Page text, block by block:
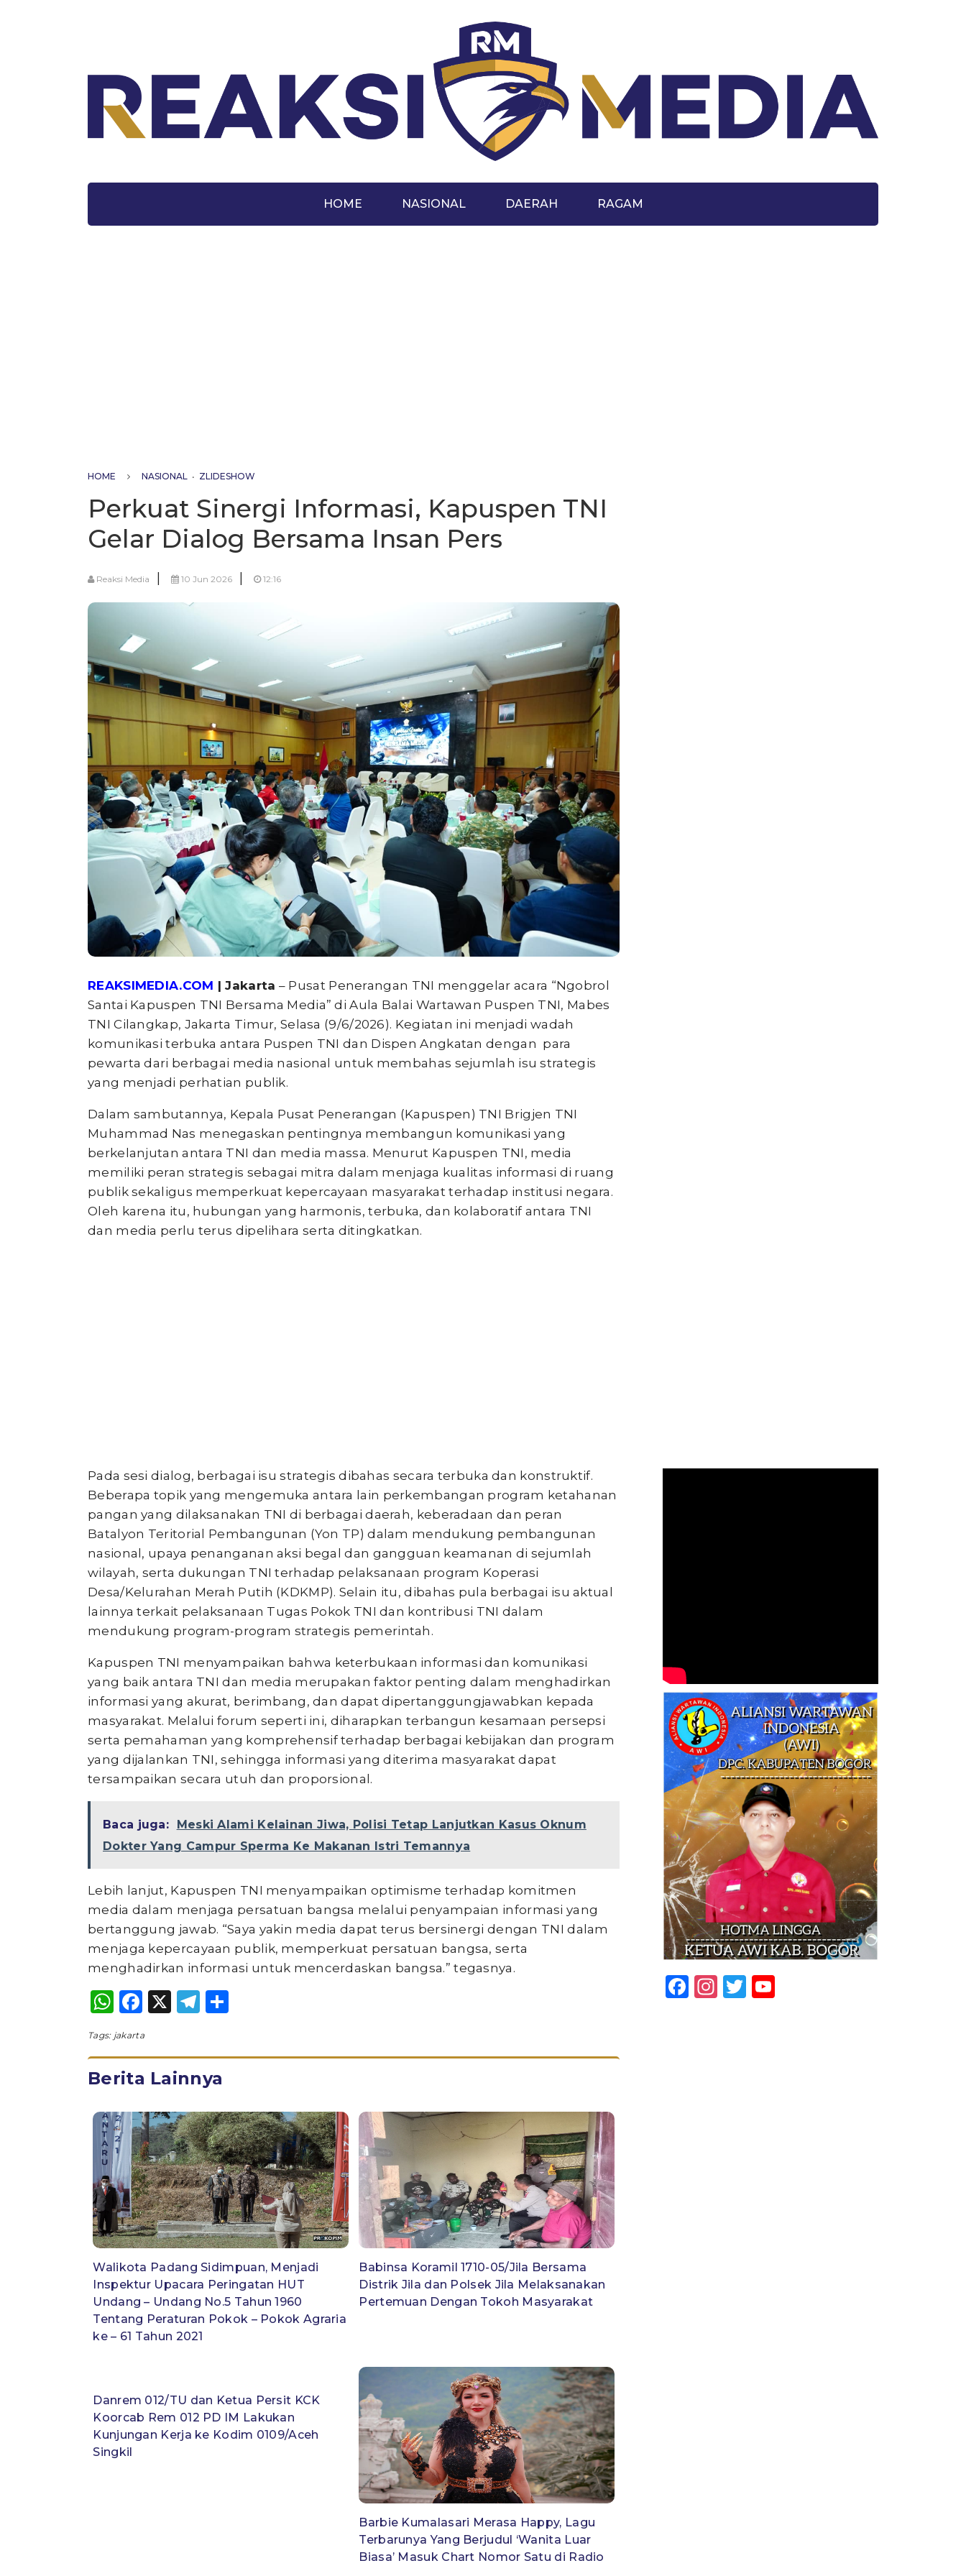
HOME NASIONAL DAERAH RAGAM
HOME NASIONAL • ZLIDESHOW
Perkuat Sinergi Informasi, Kapuspen TNI
Gelar Dialog Bersama Insan Pers
Reaksi Media 10 Jun 2026 12:16
REAKSIMEDIA.COM | Jakarta – Pusat Penerangan TNI menggelar acara “Ngobrol
Santai Kapuspen TNI Bersama Media” di Aula Balai Wartawan Puspen TNI, Mabes
TNI Cilangkap, Jakarta Timur, Selasa (9/6/2026). Kegiatan ini menjadi wadah
komunikasi terbuka antara Puspen TNI dan Dispen Angkatan dengan para
pewarta dari berbagai media nasional untuk membahas sejumlah isu strategis
yang menjadi perhatian publik.
Dalam sambutannya, Kepala Pusat Penerangan (Kapuspen) TNI Brigjen TNI
Muhammad Nas menegaskan pentingnya membangun komunikasi yang
berkelanjutan antara TNI dan media massa. Menurut Kapuspen TNI, media
memiliki peran strategis sebagai mitra dalam menjaga kualitas informasi di ruang
publik sekaligus memperkuat kepercayaan masyarakat terhadap institusi negara.
Oleh karena itu, hubungan yang harmonis, terbuka, dan kolaboratif antara TNI
dan media perlu terus dipelihara serta ditingkatkan.
Pada sesi dialog, berbagai isu strategis dibahas secara terbuka dan konstruktif.
Beberapa topik yang mengemuka antara lain perkembangan program ketahanan
pangan yang dilaksanakan TNI di berbagai daerah, keberadaan dan peran
Batalyon Teritorial Pembangunan (Yon TP) dalam mendukung pembangunan
nasional, upaya penanganan aksi begal dan gangguan keamanan di sejumlah
wilayah, serta dukungan TNI terhadap pelaksanaan program Koperasi
Desa/Kelurahan Merah Putih (KDKMP). Selain itu, dibahas pula berbagai isu aktual
lainnya terkait pelaksanaan Tugas Pokok TNI dan kontribusi TNI dalam
mendukung program-program strategis pemerintah.
Kapuspen TNI menyampaikan bahwa keterbukaan informasi dan komunikasi
yang baik antara TNI dan media merupakan faktor penting dalam menghadirkan
informasi yang akurat, berimbang, dan dapat dipertanggungjawabkan kepada
masyarakat. Melalui forum seperti ini, diharapkan terbangun kesamaan persepsi
serta pemahaman yang komprehensif terhadap berbagai kebijakan dan program
yang dijalankan TNI, sehingga informasi yang diterima masyarakat dapat
tersampaikan secara utuh dan proporsional.
Baca juga:
Meski Alami Kelainan Jiwa, Polisi Tetap Lanjutkan Kasus Oknum
Dokter Yang Campur Sperma Ke Makanan Istri Temannya
Lebih lanjut, Kapuspen TNI menyampaikan optimisme terhadap komitmen
media dalam menjaga persatuan bangsa melalui penyampaian informasi yang
bertanggung jawab. “Saya yakin media dapat terus bersinergi dengan TNI dalam
menjaga kepercayaan publik, memperkuat persatuan bangsa, serta
menghadirkan informasi untuk mencerdaskan bangsa.” tegasnya.
WhatsApp
Facebook
X Telegram
Tags: jakarta
Berita Lainnya
Walikota Padang Sidimpuan, Menjadi
Inspektur Upacara Peringatan HUT
Undang – Undang No.5 Tahun 1960
Tentang Peraturan Pokok – Pokok Agraria
ke – 61 Tahun 2021
Babinsa Koramil 1710-05/Jila Bersama
Distrik Jila dan Polsek Jila Melaksanakan
Pertemuan Dengan Tokoh Masyarakat
Danrem 012/TU dan Ketua Persit KCK
Koorcab Rem 012 PD IM Lakukan
Kunjungan Kerja ke Kodim 0109/Aceh
Singkil
Barbie Kumalasari Merasa Happy, Lagu
Terbarunya Yang Berjudul ‘Wanita Luar
Biasa’ Masuk Chart Nomor Satu di Radio
Facebook
Instagram
Twitter